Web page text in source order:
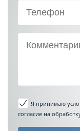
Я принимаю
согласие на